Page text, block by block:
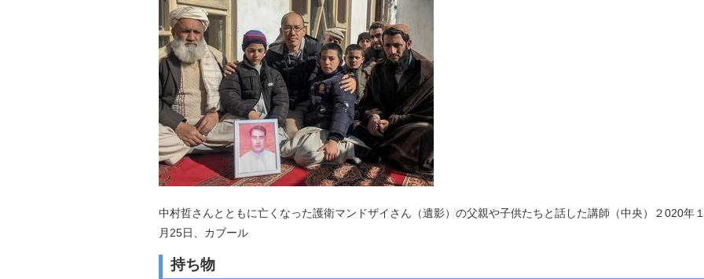
中村哲さんとともに亡くなった護衛マンドザイさん（遺影）の父親や子供たちと話した講師（中央）２020年
月25日、カブール​
持ち物